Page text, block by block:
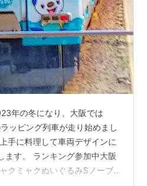
年の冬になり、大阪では
ッピング列車が走り始めまし
手に料理して車両デザインに
ます。 ランキング参加中大阪
クミャクぬいぐるみSノーブ